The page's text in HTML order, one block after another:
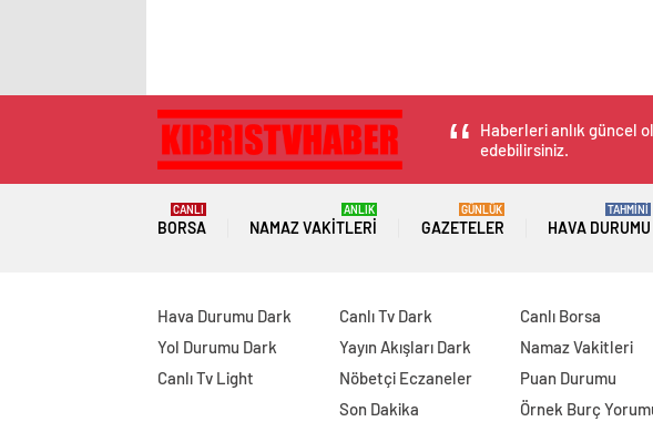
Haberleri anlık güncel
edebilirsiniz.
BORSA
CANLI
NAMAZ VAKITLERI
ANLIK
GAZETELER
GÜNLÜK
HAVA DURUMU
TAHMİNİ
Hava Durumu Dark
Yol Durumu Dark
Canlı Tv Light
Canlı Tv Dark
Yayın Akışları Dark
Nöbetçi Eczaneler
Son Dakika
Canlı Borsa
Namaz Vakitleri
Puan Durumu
Örnek Burç